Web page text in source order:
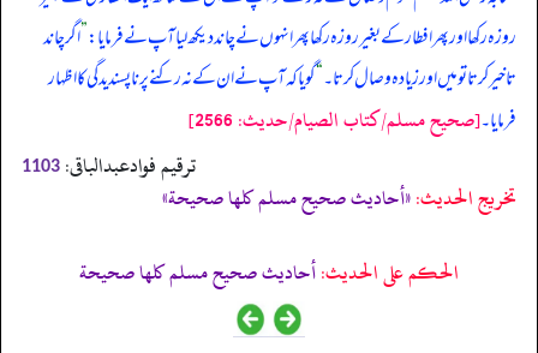
روزہ رکھا اور پھر افطار کے بغیر روزہ رکھا پھر انہوں نے چاند دیکھ لیا آپ نے فرمایا:”اگر چاند
تاخیر کرتا تو میں اور زیادہ وصال کرتا۔“گویا کہ آپ نے ان کے نہ رکنے پر ناپسندیدگی کا اظہار
فرمایا۔[صحيح مسلم/كتاب الصيام/حدیث: 2566]
ترقیم فوادعبدالباقی: 1103
تخریج الحدیث:«أحاديث صحيح مسلم كلها صحيحة»
الحكم على الحديث:أحاديث صحيح مسلم كلها صحيحة